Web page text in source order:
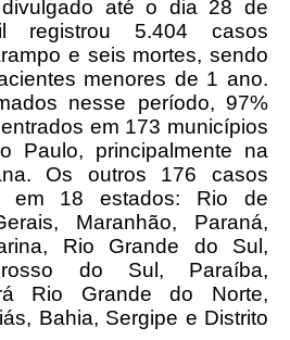
divulgado até o dia 28 de
registrou 5.404 casos
e seis mortes, sendo
menores de 1 ano.
nesse período, 97%
em 173 municípios
Paulo, principalmente na
Os outros 176 casos
em 18 estados: Rio de
Maranhão, Paraná,
Rio Grande do Sul,
do Sul, Paraíba,
Rio Grande do Norte,
Bahia, Sergipe e Distrito